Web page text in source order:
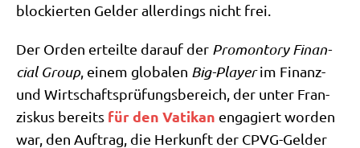
blockier­ten Gel­der aller­dings nicht frei.
Der Orden erteil­te dar­auf der Pro­mon­to­ry Finan­
cial Group, einem glo­ba­len Big-Play­erim Finanz-
und Wirt­schafts­prü­fungs­be­reich, der unter Fran­
zis­kus bereits für den Vati­kan enga­giert wor­den
war, den Auf­trag, die Her­kunft der CPVG-Gel­der